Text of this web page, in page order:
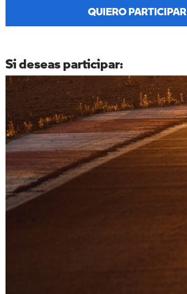
QUIERO PARTICIPAR
Si deseas participar: